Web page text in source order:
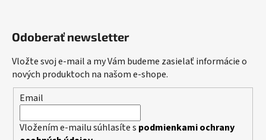
Odoberať newsletter
Vložte svoj e-mail a my Vám budeme zasielať informácie o
nových produktoch na našom e-shope.
Email
Vložením e-mailu súhlasíte s podmienkami ochrany